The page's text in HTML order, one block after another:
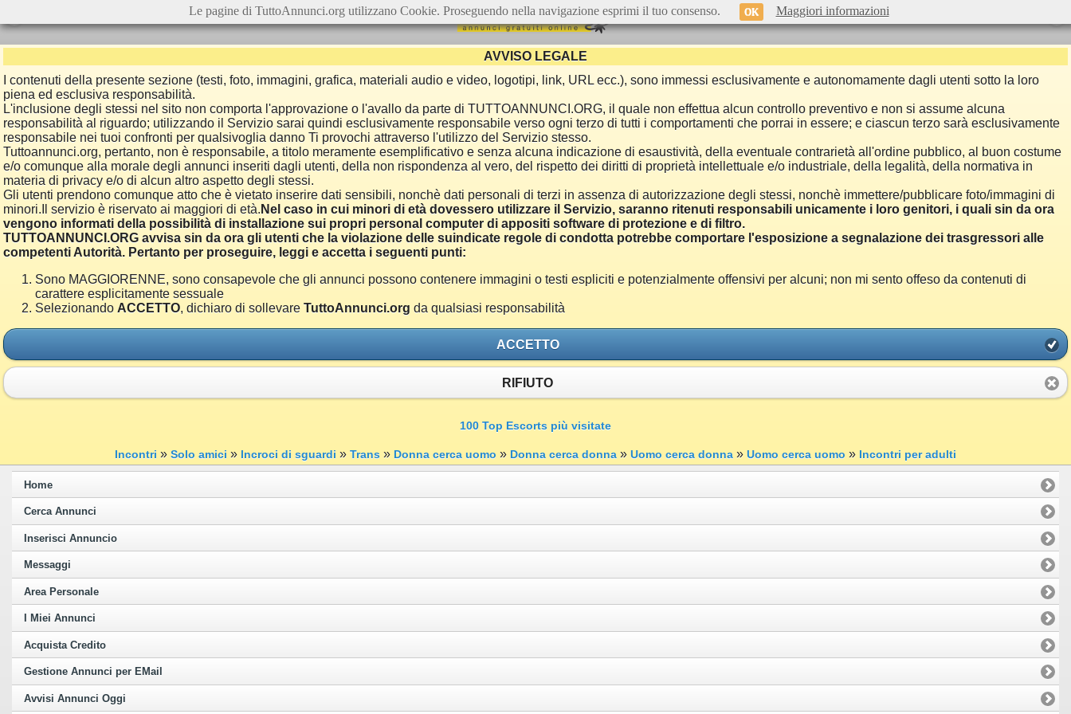
AVVISO LEGALE
I contenuti della presente sezione (testi, foto, immagini, grafica, materiali audio e video, logotipi, link, URL ecc.), sono immessi esclusivamente e autonomamente dagli utenti sotto la loro
piena ed esclusiva responsabilità.
L'inclusione degli stessi nel sito non comporta l'approvazione o l'avallo da parte di TUTTOANNUNCI.ORG, il quale non effettua alcun controllo preventivo e non si assume alcuna
responsabilità al riguardo; utilizzando il Servizio sarai quindi esclusivamente responsabile verso ogni terzo di tutti i comportamenti che porrai in essere; e ciascun terzo sarà esclusivamente
responsabile nei tuoi confronti per qualsivoglia danno Ti provochi attraverso l'utilizzo del Servizio stesso.
Tuttoannunci.org, pertanto, non è responsabile, a titolo meramente esemplificativo e senza alcuna indicazione di esaustività, della eventuale contrarietà all'ordine pubblico, al buon costume
e/o comunque alla morale degli annunci inseriti dagli utenti, della non rispondenza al vero, del rispetto dei diritti di proprietà intellettuale e/o industriale, della legalità, della normativa in
materia di privacy e/o di alcun altro aspetto degli stessi.
Gli utenti prendono comunque atto che è vietato inserire dati sensibili, nonchè dati personali di terzi in assenza di autorizzazione degli stessi, nonchè immettere/pubblicare foto/immagini di
minori.Il servizio è riservato ai maggiori di età. Nel caso in cui minori di età dovessero utilizzare il Servizio, saranno ritenuti responsabili unicamente i loro genitori, i quali sin da ora
vengono informati della possibilità di installazione sui propri personal computer di appositi software di protezione e di filtro.
TUTTOANNUNCI.ORG avvisa sin da ora gli utenti che la violazione delle suindicate regole di condotta potrebbe comportare l'esposizione a segnalazione dei trasgressori alle
competenti Autorità. Pertanto per proseguire, leggi e accetta i seguenti punti:
Sono MAGGIORENNE, sono consapevole che gli annunci possono contenere immagini o testi espliciti e potenzialmente offensivi per alcuni; non mi sento offeso da contenuti di
carattere esplicitamente sessuale
Selezionando ACCETTO, dichiaro di sollevare TuttoAnnunci.org da qualsiasi responsabilità
ACCETTO
RIFIUTO
100 Top Escorts più visitate
Incontri » Solo amici » Incroci di sguardi » Trans » Donna cerca uomo » Donna cerca donna » Uomo cerca donna » Uomo cerca uomo » Incontri per adulti
Home
Cerca Annunci
Inserisci Annuncio
Messaggi
Area Personale
I Miei Annunci
Acquista Credito
Gestione Annunci per EMail
Avvisi Annunci Oggi
Le pagine di TuttoAnnunci.org utilizzano Cookie. Proseguendo nella navigazione esprimi il tuo consenso. OK Maggiori informazioni